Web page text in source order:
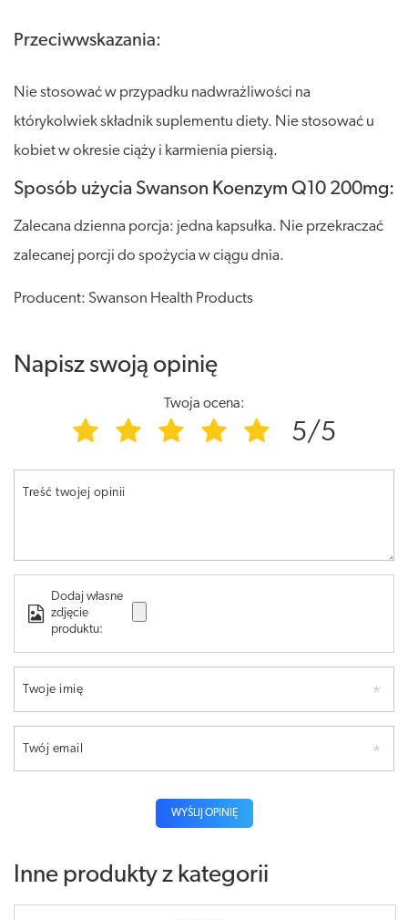
Przeciwwskazania:
Nie stosować w przypadku nadwrażliwości na
którykolwiek składnik suplementu diety. Nie stosować u
kobiet w okresie ciąży i karmienia piersią.
Sposób użycia Swanson Koenzym Q10 200mg:
Zalecana dzienna porcja: jedna kapsułka. Nie przekraczać
zalecanej porcji do spożycia w ciągu dnia.
Producent: Swanson Health Products
Napisz swoją opinię
Twoja ocena:
5/5
Treść twojej opinii
Dodaj własne
zdjęcie
produktu:
Twoje imię
Twój email
WYŚLIJ OPINIĘ
Inne produkty z kategorii